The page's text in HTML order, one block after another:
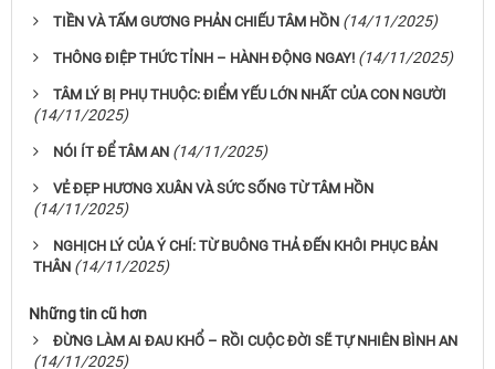
TIỀN VÀ TẤM GƯƠNG PHẢN CHIẾU TÂM HỒN (14/11/2025)
THÔNG ĐIỆP THỨC TỈNH – HÀNH ĐỘNG NGAY! (14/11/2025)
TÂM LÝ BỊ PHỤ THUỘC: ĐIỂM YẾU LỚN NHẤT CỦA CON NGƯỜI
(14/11/2025)
NÓI ÍT ĐỂ TÂM AN (14/11/2025)
VẺ ĐẸP HƯƠNG XUÂN VÀ SỨC SỐNG TỪ TÂM HỒN
(14/11/2025)
NGHỊCH LÝ CỦA Ý CHÍ: TỪ BUÔNG THẢ ĐẾN KHÔI PHỤC BẢN
THÂN (14/11/2025)
Những tin cũ hơn
ĐỪNG LÀM AI ĐAU KHỔ – RỒI CUỘC ĐỜI SẼ TỰ NHIÊN BÌNH AN
(14/11/2025)